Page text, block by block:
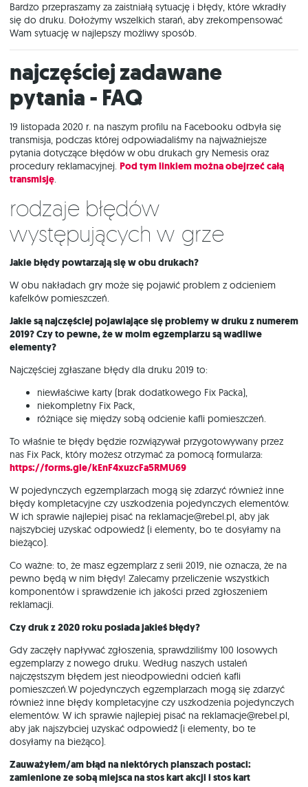
Bardzo przepraszamy za zaistniałą sytuację i błędy, które wkradły
się do druku. Dołożymy wszelkich starań, aby zrekompensować
Wam sytuację w najlepszy możliwy sposób.
najczęściej zadawane
pytania - FAQ
19 listopada 2020 r. na naszym profilu na Facebooku odbyła się
transmisja, podczas której odpowiadaliśmy na najważniejsze
pytania dotyczące błędów w obu drukach gry Nemesis oraz
procedury reklamacyjnej. Pod tym linkiem można obejrzeć całą
transmisję.
Rodzaje błędów
występujących w grze
Jakie błędy powtarzają się w obu drukach?
W obu nakładach gry może się pojawić problem z odcieniem
kafelków pomieszczeń.
Jakie są najczęściej pojawiające się problemy w druku z numerem
2019? Czy to pewne, że w moim egzemplarzu są wadliwe
elementy?
Najczęściej zgłaszane błędy dla druku 2019 to:
niewłaściwe karty (brak dodatkowego Fix Packa),
niekompletny Fix Pack,
różniące się między sobą odcienie kafli pomieszczeń.
To właśnie te błędy będzie rozwiązywał przygotowywany przez
nas Fix Pack, który możesz otrzymać za pomocą formularza:
https://forms.gle/kEnF4xuzcFa5RMU69
W pojedynczych egzemplarzach mogą się zdarzyć również inne
błędy kompletacyjne czy uszkodzenia pojedynczych elementów.
W ich sprawie najlepiej pisać na reklamacje@rebel.pl, aby jak
najszybciej uzyskać odpowiedź (i elementy, bo te dosyłamy na
bieżąco).
Co ważne: to, że masz egzemplarz z serii 2019, nie oznacza, że na
pewno będą w nim błędy! Zalecamy przeliczenie wszystkich
komponentów i sprawdzenie ich jakości przed zgłoszeniem
reklamacji.
Czy druk z 2020 roku posiada jakieś błędy?
Gdy zaczęły napływać zgłoszenia, sprawdziliśmy 100 losowych
egzemplarzy z nowego druku. Według naszych ustaleń
najczęstszym błędem jest nieodpowiedni odcień kafli
pomieszczeń.W pojedynczych egzemplarzach mogą się zdarzyć
również inne błędy kompletacyjne czy uszkodzenia pojedynczych
elementów. W ich sprawie najlepiej pisać na reklamacje@rebel.pl,
aby jak najszybciej uzyskać odpowiedź (i elementy, bo te
dosyłamy na bieżąco).
Zauważyłem/am błąd na niektórych planszach postaci:
zamienione ze sobą miejsca na stos kart akcji i stos kart